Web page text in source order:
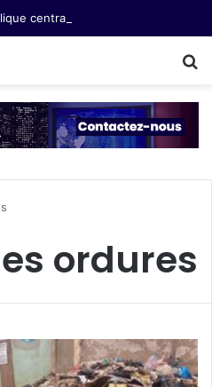
ordures